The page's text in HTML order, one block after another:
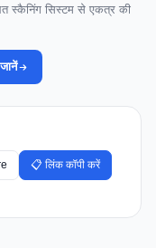
स्कैनिंग सिस्टम से एकत्र की
📋 लिंक कॉपी करें